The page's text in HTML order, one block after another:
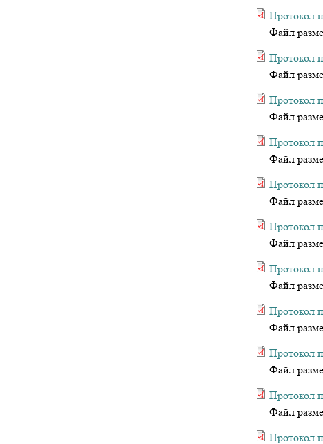
Протокол
Файл
Протокол
Файл
Протокол
Файл
Протокол
Файл
Протокол
Файл
Протокол
Файл
Протокол
Файл
Протокол
Файл
Протокол
Файл
Протокол
Файл
Протокол